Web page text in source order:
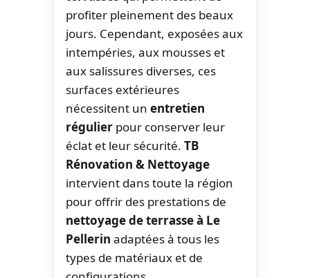
profiter pleinement des beaux
jours. Cependant, exposées aux
intempéries, aux mousses et
aux salissures diverses, ces
surfaces extérieures
nécessitent un entretien
régulier pour conserver leur
éclat et leur sécurité. TB
Rénovation & Nettoyage
intervient dans toute la région
pour offrir des prestations de
nettoyage de terrasse à Le
Pellerin adaptées à tous les
types de matériaux et de